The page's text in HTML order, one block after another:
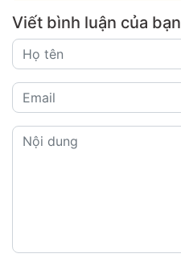
Viết bình luận của bạn